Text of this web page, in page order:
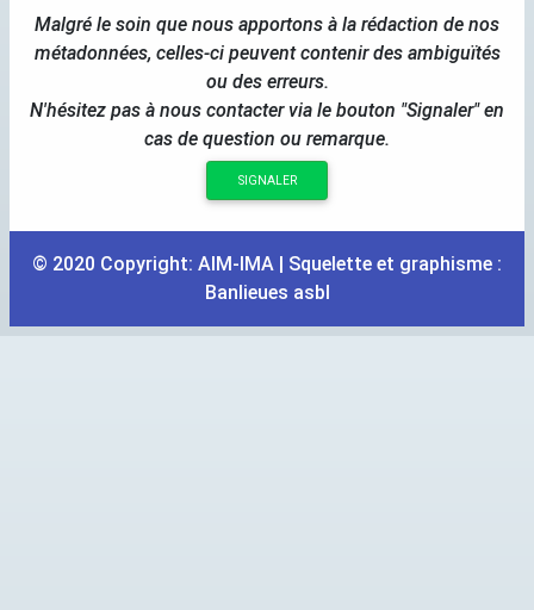
Malgré le soin que nous apportons à la rédaction de nos
métadonnées, celles-ci peuvent contenir des ambiguïtés
ou des erreurs.
N'hésitez pas à nous contacter via le bouton "Signaler" en
cas de question ou remarque.
SIGNALER
© 2020 Copyright: AIM-IMA | Squelette et graphisme :
Banlieues asbl